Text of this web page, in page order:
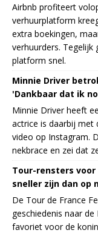
Airbnb profiteert
verhuurplatform
extra boekingen,
verhuurders.
platform snel.
Minnie Driver
'Dankbaar dat ik
Minnie Driver heeft
actrice is daarbij met
video op Instagram.
nekbrace en zei dat
Tour-rensters
sneller zijn dan op
De Tour de France
geschiedenis naar
favoriet voor de